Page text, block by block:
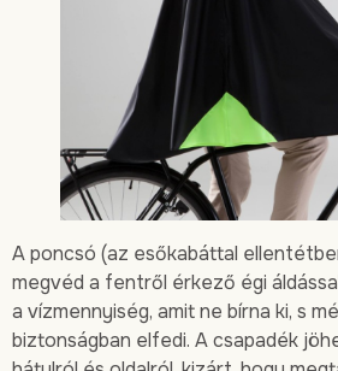
A poncsó (az esőkabáttal
megvéd a fentről érkező égi
a vízmennyiség, amit ne bírna ki, s
biztonságban elfedi. A csapadék